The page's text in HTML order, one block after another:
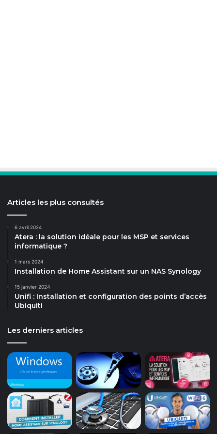
Articles les plus consultés
6 avril 2024
Atera : la solution idéale pour les MSP et services
informatique ?
1 mars 2024
Installation de Home Assistant sur un NAS Synology
15 janvier 2024
Unifi : Installation et configuration des points d’accès
Ubiquiti
Les derniers articles